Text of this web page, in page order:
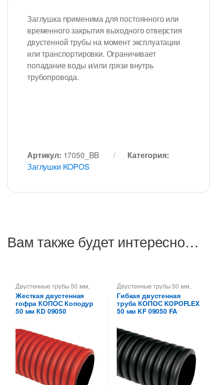
Заглушка применима для постоянного или
временного закрытия выходного отверстия
двустенной трубы на момент эксплуатации
или транспортировки. Ограничивает
попадание воды и/или грязи внутрь
трубопровода.
Артикул: 17050_BB
Категория:
Заглушки KOPOS
Вам также будет интересно…
Двустенные трубы 50 мм,
Двустенные трубы KOPOS -
Копофлекс, Коподур,Трубы
Коподур КОПОС жесткие
двустенные
Жесткая двустенная
гофра КОПОС Коподур
50 мм КD 09050
Двустенные трубы 50 мм,
Двустенные трубы KOPOS -
Копофлекс, Коподур,
Копофлекс КОПОС гибкие,
двустенные трубы
Гибкая двустенная
труба КОПОС KOPOFLEX
50 мм KF 09050 FA